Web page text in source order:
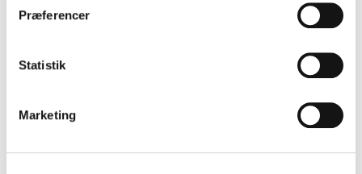
Præferencer
Statistik
Marketing
Mandatory course